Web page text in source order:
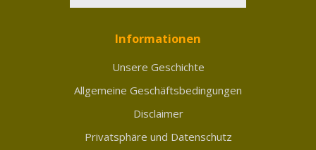
Informationen
Unsere Geschichte
Allgemeine Geschäftsbedingungen
Disclaimer
Privatsphäre und Datenschutz